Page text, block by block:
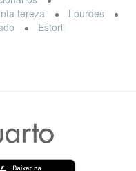
tereza
Lourdes
Estoril